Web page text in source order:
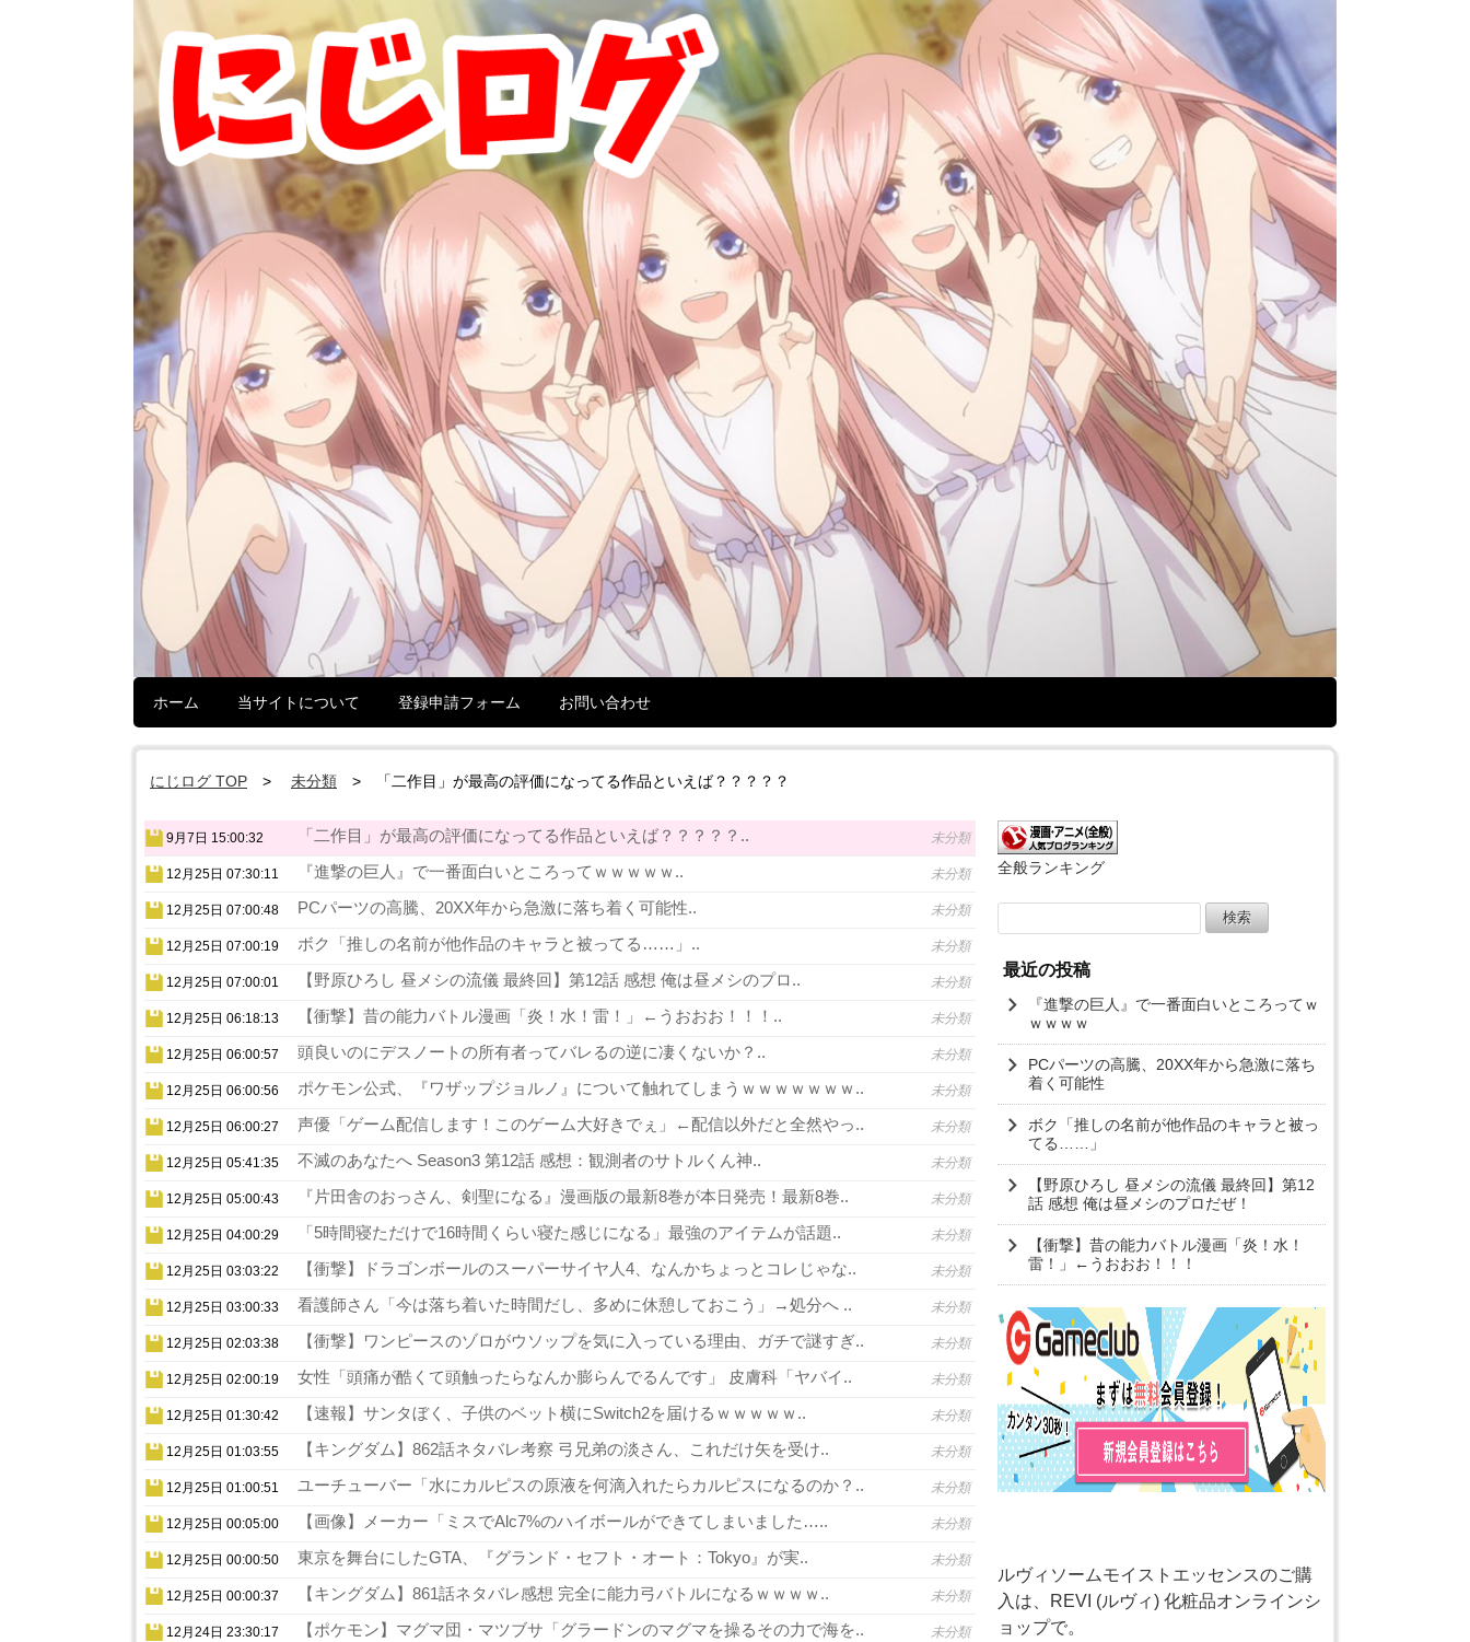
ホーム 当サイトについて 登録申請フォーム お問い合わせ
にじログ TOP 未分類 「二作目」が最高の評価になってる作品といえば？？？？？
9月7日 15:00:32 「二作目」が最高の評価になってる作品といえば？？？？？.. 未分類
12月25日 07:30:11 『進撃の巨人』で一番面白いところってｗｗｗｗｗ.. 未分類
12月25日 07:00:48 PCパーツの高騰、20XX年から急激に落ち着く可能性.. 未分類
12月25日 07:00:19 ボク「推しの名前が他作品のキャラと被ってる……」.. 未分類
12月25日 07:00:01 【野原ひろし 昼メシの流儀 最終回】第12話 感想 俺は昼メシのプロ.. 未分類
12月25日 06:18:13 【衝撃】昔の能力バトル漫画「炎！水！雷！」←うおおお！！！.. 未分類
12月25日 06:00:57 頭良いのにデスノートの所有者ってバレるの逆に凄くないか？.. 未分類
12月25日 06:00:56 ポケモン公式、『ワザップジョルノ』について触れてしまうｗｗｗｗｗｗｗ.. 未分類
12月25日 06:00:27 声優「ゲーム配信します！このゲーム大好きでぇ」←配信以外だと全然やっ.. 未分類
12月25日 05:41:35 不滅のあなたへ Season3 第12話 感想：観測者のサトルくん神.. 未分類
12月25日 05:00:43 『片田舎のおっさん、剣聖になる』漫画版の最新8巻が本日発売！最新8巻.. 未分類
12月25日 04:00:29 「5時間寝ただけで16時間くらい寝た感じになる」最強のアイテムが話題.. 未分類
12月25日 03:03:22 【衝撃】ドラゴンボールのスーパーサイヤ人4、なんかちょっとコレじゃな.. 未分類
12月25日 03:00:33 看護師さん「今は落ち着いた時間だし、多めに休憩しておこう」→処分へ .. 未分類
12月25日 02:03:38 【衝撃】ワンピースのゾロがウソップを気に入っている理由、ガチで謎すぎ.. 未分類
12月25日 02:00:19 女性「頭痛が酷くて頭触ったらなんか膨らんでるんです」 皮膚科「ヤバイ.. 未分類
12月25日 01:30:42 【速報】サンタぼく、子供のベット横にSwitch2を届けるｗｗｗｗｗ.. 未分類
12月25日 01:03:55 【キングダム】862話ネタバレ考察 弓兄弟の淡さん、これだけ矢を受け.. 未分類
12月25日 01:00:51 ユーチューバー「水にカルピスの原液を何滴入れたらカルピスになるのか？.. 未分類
12月25日 00:05:00 【画像】メーカー「ミスでAlc7%のハイボールができてしまいました….. 未分類
12月25日 00:00:50 東京を舞台にしたGTA、『グランド・セフト・オート：Tokyo』が実.. 未分類
12月25日 00:00:37 【キングダム】861話ネタバレ感想 完全に能力弓バトルになるｗｗｗｗ.. 未分類
12月24日 23:30:17 【ポケモン】マグマ団・マツブサ「グラードンのマグマを操るその力で海を.. 未分類
全般ランキング
索:
最近の投稿
『進撃の巨人』で一番面白いところってｗ
ｗｗｗｗ
PCパーツの高騰、20XX年から急激に落ち
着く可能性
ボク「推しの名前が他作品のキャラと被っ
てる……」
【野原ひろし 昼メシの流儀 最終回】第12
話 感想 俺は昼メシのプロだぜ！
【衝撃】昔の能力バトル漫画「炎！水！
雷！」←うおおお！！！
ルヴィソームモイストエッセンスのご購
入は、REVI (ルヴィ) 化粧品オンラインシ
ョップで。